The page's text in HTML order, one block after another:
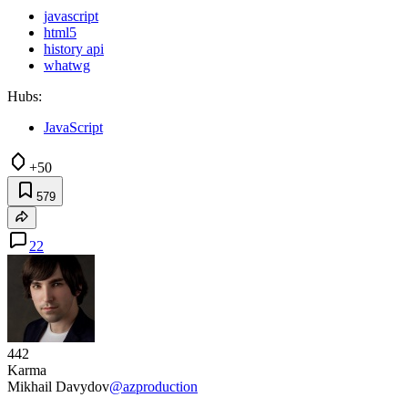
javascript
html5
history api
whatwg
Hubs:
JavaScript
+50
579
22
442
Karma
Mikhail Davydov@azproduction